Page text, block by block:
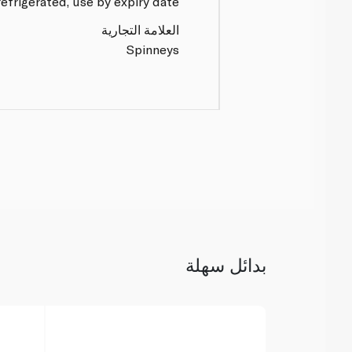
العلامة التجارية
Spinneys
بدائل سهلة